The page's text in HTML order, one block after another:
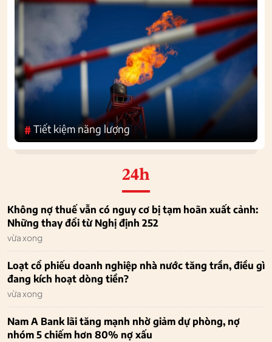
#Tiết kiệm năng lượng
24h
Không nợ thuế vẫn có nguy cơ bị tạm hoãn xuất cảnh:
Những thay đổi từ Nghị định 252
vừa xong
Loạt cổ phiếu doanh nghiệp nhà nước tăng trần, điều gì
đang kích hoạt dòng tiền?
vừa xong
Nam A Bank lãi tăng mạnh nhờ giảm dự phòng, nợ
nhóm 5 chiếm hơn 80% nợ xấu